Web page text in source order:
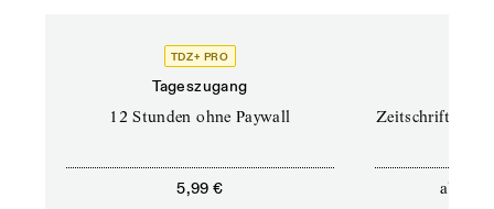
TDZ+ PRO
Tageszugang
12 Stunden ohne Paywall
5,99 €
Zeitschriften
ab